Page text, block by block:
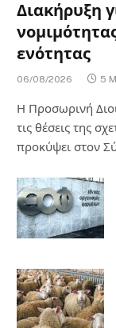
Διακήρυξη
ενότητας
06/08/2026 5
Η Προσωρινή
τις θέσεις της
προκύψει στον